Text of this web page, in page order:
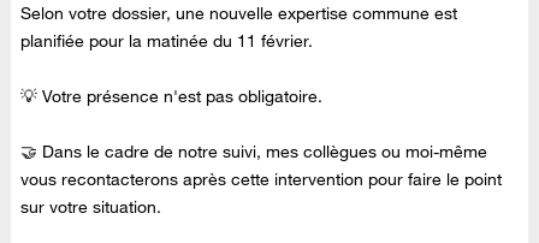
Selon votre dossier, une nouvelle expertise commune est
planifiée pour la matinée du 11 février.
💡 Votre présence n'est pas obligatoire.
🤝 Dans le cadre de notre suivi, mes collègues ou moi-même
vous recontacterons après cette intervention pour faire le point
sur votre situation.